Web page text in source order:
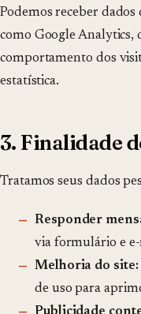
Podemos receber
como Google Analytics,
comportamento dos
estatística.
3. Finalidade
Tratamos seus dados
Responder
via formulário e
Melhoria do site:
de uso para
Publicidade